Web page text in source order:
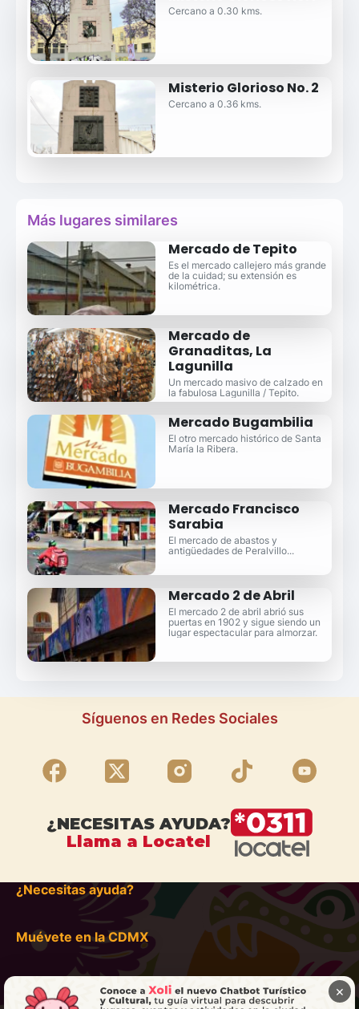
Cercano a 0.30 kms.
Misterio Glorioso No. 2
Cercano a 0.36 kms.
Más lugares similares
Mercado de Tepito
Es el mercado callejero más grande
de la cuidad; su extensión es
kilométrica.
Mercado de
Granaditas, La
Lagunilla
Un mercado masivo de calzado en
la fabulosa Lagunilla / Tepito.
Mercado Bugambilia
El otro mercado histórico de Santa
María la Ribera.
Mercado Francisco
Sarabia
El mercado de abastos y
antigüedades de Peralvillo...
Mercado 2 de Abril
El mercado 2 de abril abrió sus
puertas en 1902 y sigue siendo un
lugar espectacular para almorzar.
Síguenos en Redes Sociales
¿NECESITAS AYUDA?
Llama a Locatel
¿Necesitas ayuda?
Muévete en la CDMX
×